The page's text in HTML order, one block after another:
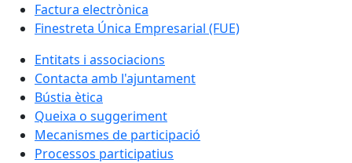
Factura electrònica
Finestreta Única Empresarial (FUE)
Entitats i associacions
Contacta amb l'ajuntament
Bústia ètica
Queixa o suggeriment
Mecanismes de participació
Processos participatius